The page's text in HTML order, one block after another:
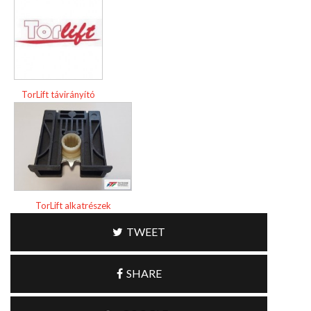
TorLift távirányító
TorLift alkatrészek
TWEET
SHARE